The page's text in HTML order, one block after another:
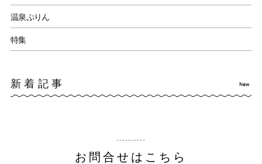
温泉ぷりん
特集
新着記事
お問合せはこちら